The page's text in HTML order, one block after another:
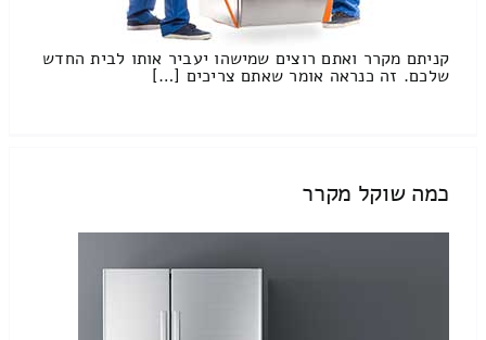
קניתם מקרר ואתם רוצים שמישהו יעביר אותו לבית החדש
שלכם. זה כנראה אומר שאתם צריכים […]
כמה שוקל מקרר